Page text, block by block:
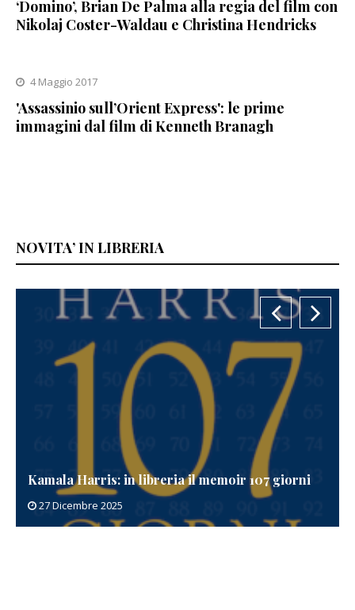
‘Domino’, Brian De Palma alla regia del film con
Nikolaj Coster-Waldau e Christina Hendricks
4 Maggio 2017
'Assassinio sull’Orient Express': le prime
immagini dal film di Kenneth Branagh
NOVITA’ IN LIBRERIA
Kamala Harris: in libreria il memoir 107 giorni
27 Dicembre 2025